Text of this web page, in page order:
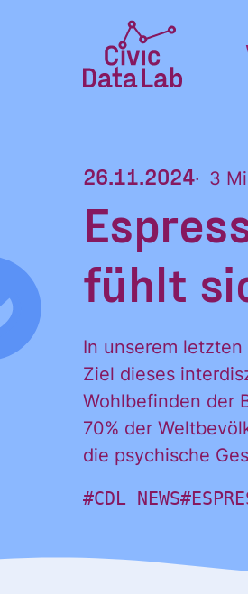
Startseite
26.11.2024 3
fühlt
In unserem
Ziel dieses
Wohlbefinden der
70% der
die psychische
#CDL NEWS